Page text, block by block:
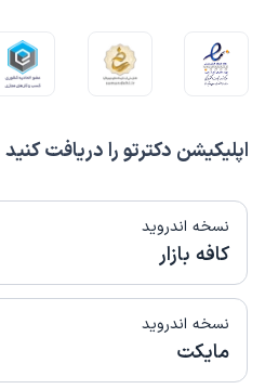
اپلیکیشن دکترتو را دریافت کنید
نسخه اندروید
کافه بازار
نسخه اندروید
مایکت